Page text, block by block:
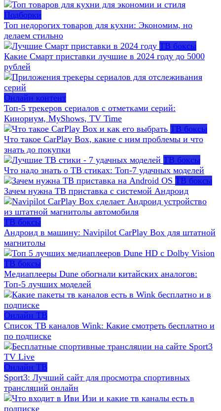
Подборки
Топ недорогих товаров для кухни: Экономим, но
делаем стильно
ТВ боксы
Какие Смарт приставки лучшие в 2024 году до 5000
рублей
Онлайн контент
Топ-5 трекеров сериалов с отметками серий:
Кинориум, MyShows, TV Time
ТВ боксы
Что такое CarPlay Box, какие с ним проблемы и что
знать до покупки
ТВ боксы
Что надо знать о ТВ стиках: Топ-7 удачных моделей
ТВ боксы
Зачем нужна ТВ приставка с системой Андроид
ТВ боксы
Андроид в машину: Navipilot CarPlay Box для штатной
магнитолы
ТВ боксы
Медиаплееры Dune обогнали китайских аналогов:
Топ-5 лучших моделей
Онлайн ТВ
Список ТВ каналов Wink: Какие смотреть бесплатно и
по подписке
Онлайн ТВ
Sport3: Лучший сайт для просмотра спортивных
трансляций онлайн